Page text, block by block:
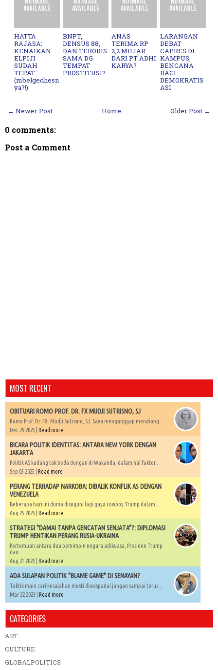
HATTA
RAJASA:
KENAIKAN
ELPIJI
SUDAH
TEPAT....
(mbelgedhesn
ya?!)
BNPT,
DENSUS 88,
DAN TERORIS
SAMA DG
TEMPAT
PROSTITUSI?
ANAS
TERIMA RP
2,2 MILIAR
DARI PT ADHI
KARYA?
LARANGAN
DEBAT
CAPRES DI
KAMPUS,
BENCANA
BAGI
DEMOKRATIS
ASI
← Newer Post Older Post →
Home
0 comments:
Post a Comment
MOST RECENT
OBITUARI ROMO PROF. DR. FX MUDJI SUTRISNO, SJ
Romo Prof. Dr. FX. Mudji Sutrisno, SJ. Saya menganggap mendiang...
Dec 29 2025 | Read more
BICARA POLITIK IDENTITAS: ANTARA NEW YORK DENGAN
JAKARTA
Politik AS kadang tak beda dengan di Wakanda, dalam hal faktor...
Sep 05 2025 | Read more
PERANG TERHADAP NARKOBA: DIBALIK KONFLIK AS DENGAN
VENEZUELA
Beberapa hari ini dunia disuguhi lagi gaya cowboy Trump dalam...
Aug 25 2025 | Read more
STRATEGI "DAMAI TANPA GENCATAN SENJATA"?: DIPLOMASI
TRUMP HENTIKAN PERANG RUSIA-UKRAINA
Pertemuan antara dua pemimpin negara adikuasa, Presiden Trump
dan...
Aug 21 2025 | Read more
ADA SULAPAN POLITIK "BLAME GAME" DI SENAYAN?
Taktik main cari kesalahan mesti diwaspadai jangan sampai terus...
Mar 22 2023 | Read more
CATEGORIES
ART
CULTURE
GLOBALPOLITICS